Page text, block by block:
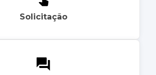
Solicitação